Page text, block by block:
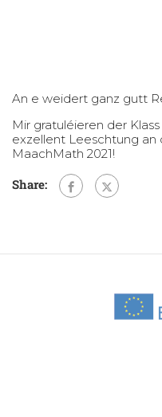
An e weidert ganz gutt
Mir gratuléieren der
exzellent Leeschtung an
MaachMath 2021!
Share: